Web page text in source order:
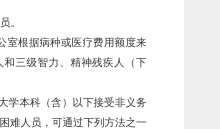
。
室根据病种或医疗费用额度来
三级智力、精神残疾人（下
学本科（含）以下接受非义务
难人员，可通过下列方法之一